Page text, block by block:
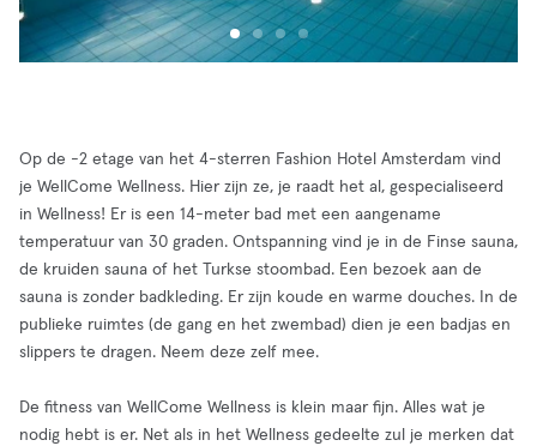
Op de -2 etage van het 4-sterren Fashion Hotel Amsterdam vind
je WellCome Wellness. Hier zijn ze, je raadt het al, gespecialiseerd
in Wellness! Er is een 14-meter bad met een aangename
temperatuur van 30 graden. Ontspanning vind je in de Finse sauna,
de kruiden sauna of het Turkse stoombad. Een bezoek aan de
sauna is zonder badkleding. Er zijn koude en warme douches. In de
publieke ruimtes (de gang en het zwembad) dien je een badjas en
slippers te dragen. Neem deze zelf mee.
De fitness van WellCome Wellness is klein maar fijn. Alles wat je
nodig hebt is er. Net als in het Wellness gedeelte zul je merken dat